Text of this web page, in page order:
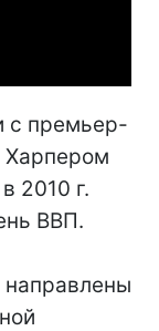
с премьер-
2010 г.
ВВП.